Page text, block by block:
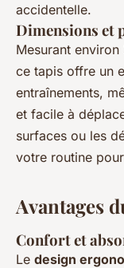
accidentelle.
Dimensions et
Mesurant
ce tapis offre un
entraînements,
et facile à
surfaces ou les
votre routine
Avantages
Confort et
Le design